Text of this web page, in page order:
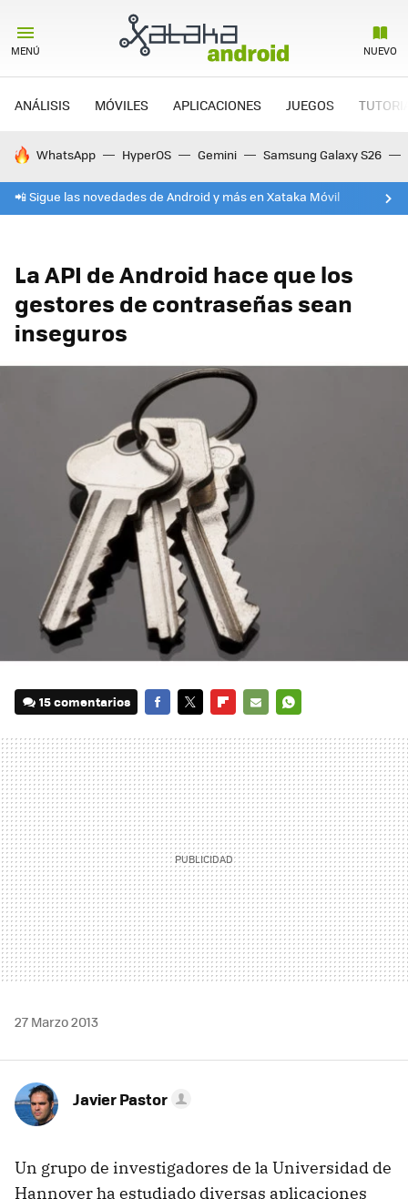
MENÚ NUEVO
ANÁLISIS MÓVILES APLICACIONES JUEGOS
HOY SE HABLA DE
WhatsApp HyperOS Gemini Samsung Galaxy S26
📲 Sigue las novedades de Android y más en Xataka Móvil
La API de Android hace que los
gestores de contraseñas sean
inseguros
15 comentarios
MAIL
27 Marzo 2013
Javier Pastor
Un grupo de investigadores de la Universidad de
Hannover ha estudiado diversas aplicaciones